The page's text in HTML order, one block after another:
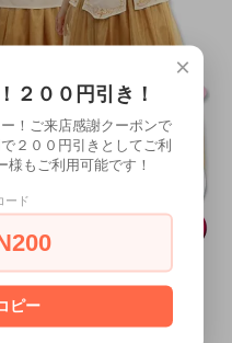
×
２００円引き！
！ご来店感謝クーポンで
２００円引きとしてご利
もご利用可能です！
ード
ピー